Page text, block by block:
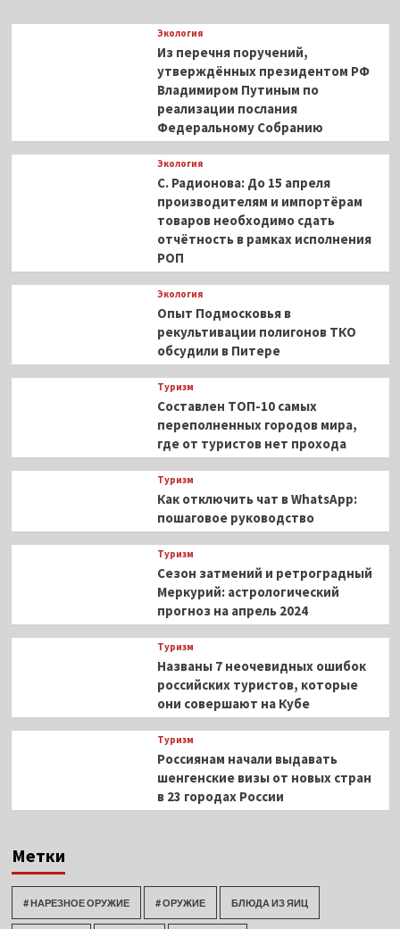
Экология
Из перечня поручений,
утверждённых президентом РФ
Владимиром Путиным по
реализации послания
Федеральному Собранию
Экология
С. Радионова: До 15 апреля
производителям и импортёрам
товаров необходимо сдать
отчётность в рамках исполнения
РОП
Экология
Опыт Подмосковья в
рекультивации полигонов ТКО
обсудили в Питере
Туризм
Составлен ТОП-10 самых
переполненных городов мира,
где от туристов нет прохода
Туризм
Как отключить чат в WhatsApp:
пошаговое руководство
Туризм
Сезон затмений и ретроградный
Меркурий: астрологический
прогноз на апрель 2024
Туризм
Названы 7 неочевидных ошибок
российских туристов, которые
они совершают на Кубе
Туризм
Россиянам начали выдавать
шенгенские визы от новых стран
в 23 городах России
Метки
# НАРЕЗНОЕ ОРУЖИЕ # ОРУЖИЕ БЛЮДА ИЗ ЯИЦ